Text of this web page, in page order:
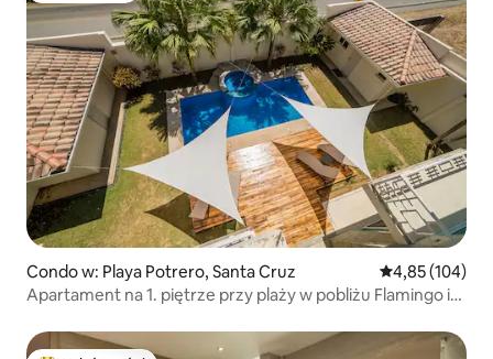
Condo w: Playa Potrero, Santa Cruz Średnia
4,85 (104)
Apartament na 1. piętrze przy plaży w pobliżu Flamingo i